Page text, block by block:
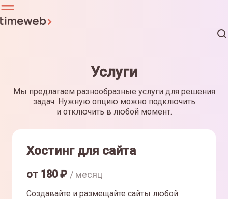
Услуги
Мы предлагаем разнообразные услуги для решения
задач. Нужную опцию можно подключить
и отключить в любой момент.
Хостинг для сайта
от 180₽ / месяц
Создавайте и размещайте сайты любой